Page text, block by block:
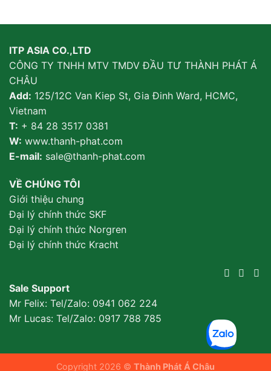
ITP ASIA CO.,LTD
CÔNG TY TNHH MTV TMDV ĐẦU TƯ THÀNH PHÁT Á
CHÂU
Add: 125/12C Van Kiep St, Gia Đinh Ward, HCMC,
Vietnam
T: + 84 28 3517 0381
W: www.thanh-phat.com
E-mail: sale@thanh-phat.com
VỀ CHÚNG TÔI
Giới thiệu chung
Đại lý chính thức SKF
Đại lý chính thức Norgren
Đại lý chính thức Kracht
Sale Support
Mr Felix: Tel/Zalo: 0941 062 224
Mr Lucas: Tel/Zalo: 0917 788 785
Copyright 2026 © Thành Phát Á Châu